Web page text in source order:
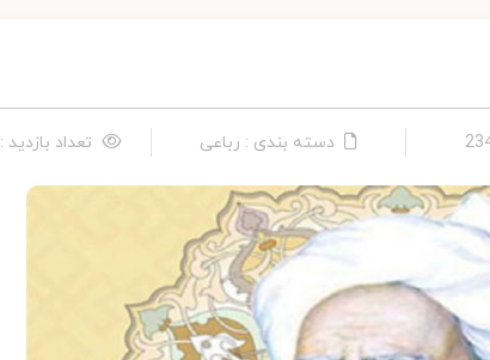
دسته بندی : رباعی تعداد بازدید : 1,190 نفر